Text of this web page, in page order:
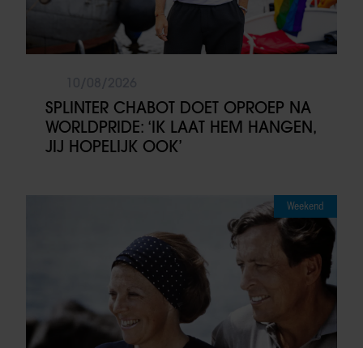
SPLINTER CHABOT DOET OPROEP NA
WORLDPRIDE: ‘IK LAAT HEM HANGEN,
JIJ HOPELIJK OOK’
Weekend